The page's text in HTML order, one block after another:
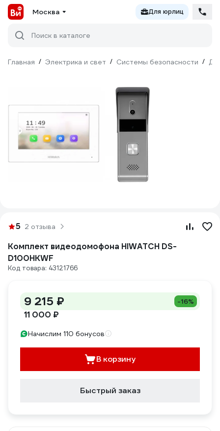
Москва Для юрлиц
Поиск в каталоге
Главная / Электрика и свет / Системы безопасности /
5 2 отзыва
Комплект видеодомофона HIWATCH DS-
D100HKWF
Код товара: 43121766
9 215 ₽ -16%
11 000 ₽
Начислим 110 бонусов
В корзину
Быстрый заказ